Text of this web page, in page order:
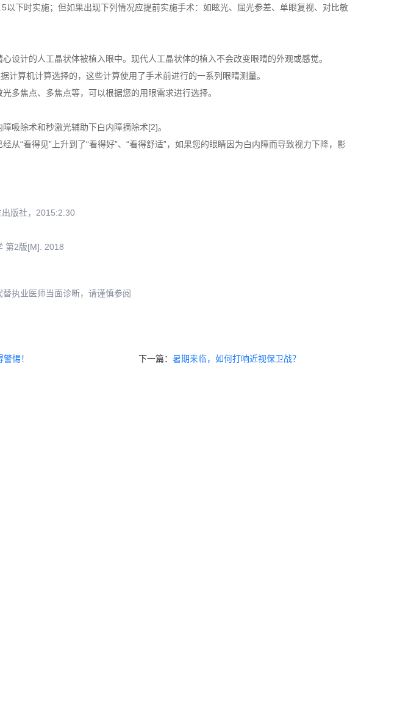
以下时实施；但如果出现下列情况应提前实施手术：如眩光、屈光参差、单眼复视、对比敏
设计的人工晶状体被植入眼中。现代人工晶状体的植入不会改变眼睛的外观或感觉。
计算机计算选择的，这些计算使用了手术前进行的一系列眼睛测量。
多焦点、多焦点等，可以根据您的用眼需求进行选择。
吸除术和秒激光辅助下白内障摘除术[2]。
从“看得见”上升到了“看得好”、“看得舒适”，如果您的眼睛因为白内障而导致视力下降，影
版社，2015:2.30
第2版[M]. 2018
执业医师当面诊断，请谨慎参阅
惕！ 下一篇：暑期来临，如何打响近视保卫战？